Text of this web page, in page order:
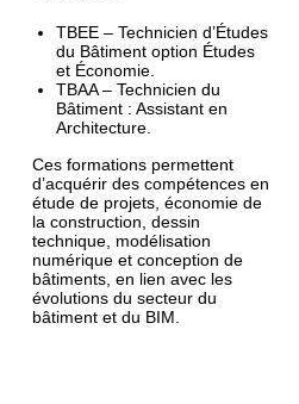
TBEE – Technicien d’Études
du Bâtiment option Études
et Économie.
TBAA – Technicien du
Bâtiment : Assistant en
Architecture.
Ces formations permettent
d’acquérir des compétences en
étude de projets, économie de
la construction, dessin
technique, modélisation
numérique et conception de
bâtiments, en lien avec les
évolutions du secteur du
bâtiment et du BIM.